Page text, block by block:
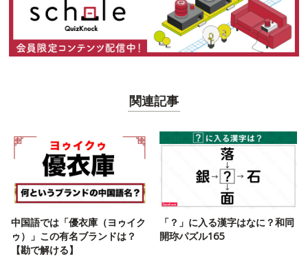
関連記事
中国語では「優衣庫（ヨゥイク
ゥ）」この有名ブランドは？
【勘で解ける】
「？」に入る漢字はなに？和同
開珎パズル165